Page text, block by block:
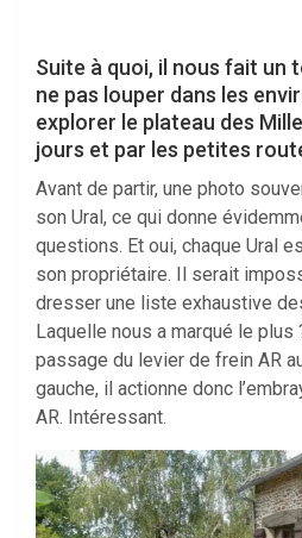
Suite à quoi, il nous fait un
ne pas louper dans les
explorer le plateau des
jours et par les petites
Avant de partir, une photo
son Ural, ce qui donne
questions. Et oui, chaque Ural
son propriétaire. Il serait
dresser une liste exhaustive
Laquelle nous a marqué le plus
passage du levier de frein AR
gauche, il actionne donc
AR. Intéressant.